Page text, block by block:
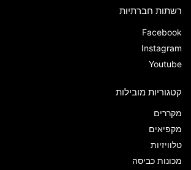
רשתות חברתיות
Facebook
Instagram
Youtube
קטגוריות מובילות
מקררים
מקפיאים
טלוויזיות
מכונות כביסה